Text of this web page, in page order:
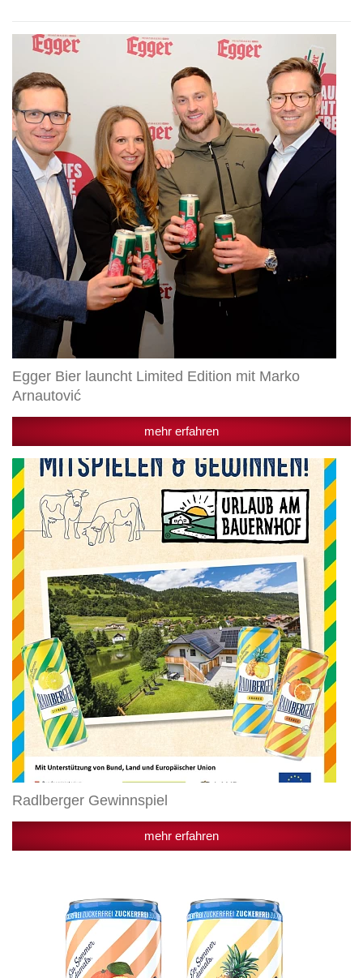
Egger
launcht
Limited
Edition
mit
Marko
Arnautović
Egger Bier launcht Limited Edition mit Marko
Arnautović
mehr erfahren
Radlberger
Gewinnspiel
Radlberger Gewinnspiel
mehr erfahren